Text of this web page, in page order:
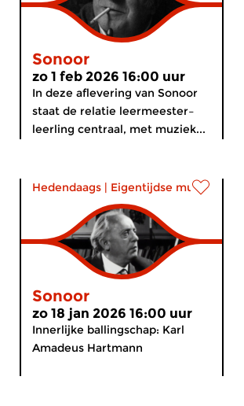
Sonoor
zo 1 feb 2026 16:00 uur
In deze aflevering van Sonoor
staat de relatie leermeester–
leerling centraal, met muziek...
Hedendaags | Eigentijdse muziek
Sonoor
zo 18 jan 2026 16:00 uur
Innerlijke ballingschap: Karl
Amadeus Hartmann